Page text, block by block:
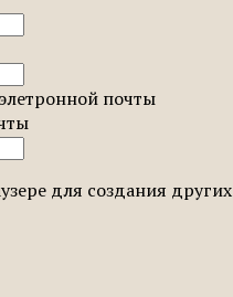
почты
для создания